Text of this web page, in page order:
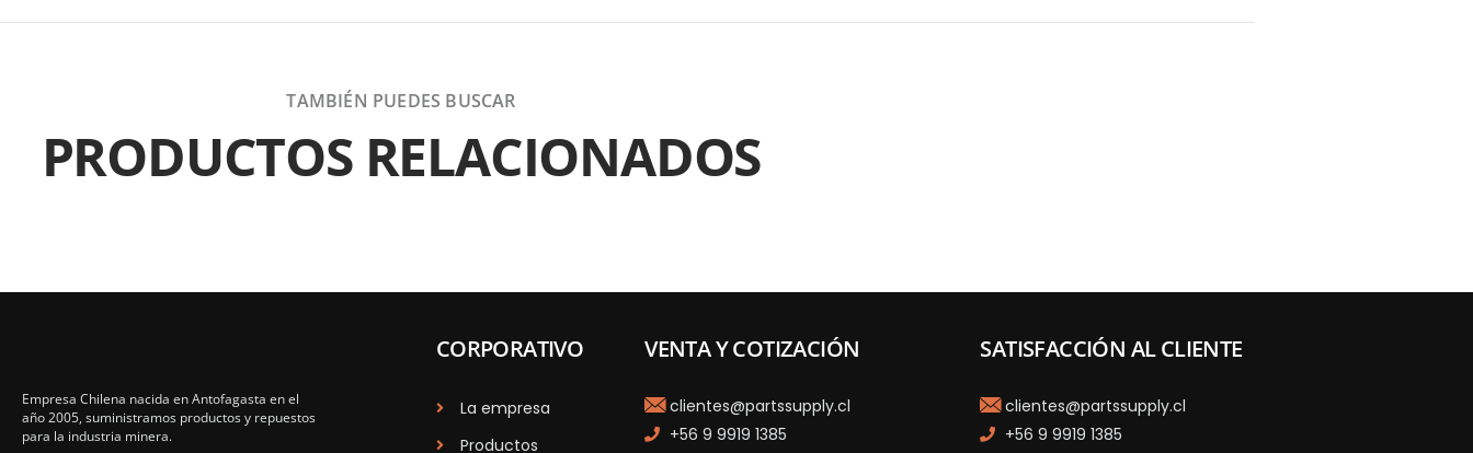
TAMBIÉN PUEDES BUSCAR
PRODUCTOS RELACIONADOS
Empresa Chilena nacida en Antofagasta en el
año 2005, suministramos productos y repuestos
para la industria minera.
CORPORATIVO
La empresa
Productos
VENTA Y COTIZACIÓN
clientes@partssupply.cl
+56 9 9919 1385
SATISFACCIÓN AL CLIENTE
clientes@partssupply.cl
+56 9 9919 1385